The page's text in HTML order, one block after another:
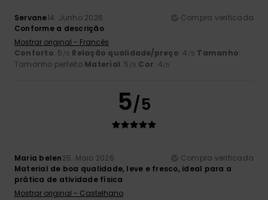
Servane14. Junho 2026
Compra verificada
Conforme a descrição
Mostrar original - Francês
Conforto: 5 /5 Relação qualidade/preço: 4 /5 Tamanho:
Tamanho perfeito Material: 5 /5 Cor: 4/5
5/5
Maria belen25. Maio 2026
Compra verificada
Material de boa qualidade, leve e fresco, ideal para a
prática de atividade física
Mostrar original - Castelhano